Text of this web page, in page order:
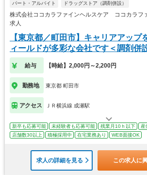
パート・アルバイト ドラッグストア（調剤併設）
株式会社ココカラファインヘルスケア ココカラフ
求人
【東京都／町田市】キャリアアップ
ィールドが多彩な会社です＜調剤併
給与 【時給】2,000円～2,200円
勤務地 東京都 町田市
アクセス ＪＲ横浜線 成瀬駅
新卒も応募可能 未経験者も応募可能 残業月10ｈ以下
産
店舗数30以上
積極採用中 在宅業務あり WEB面接OK
求人の詳細を見る この求人に